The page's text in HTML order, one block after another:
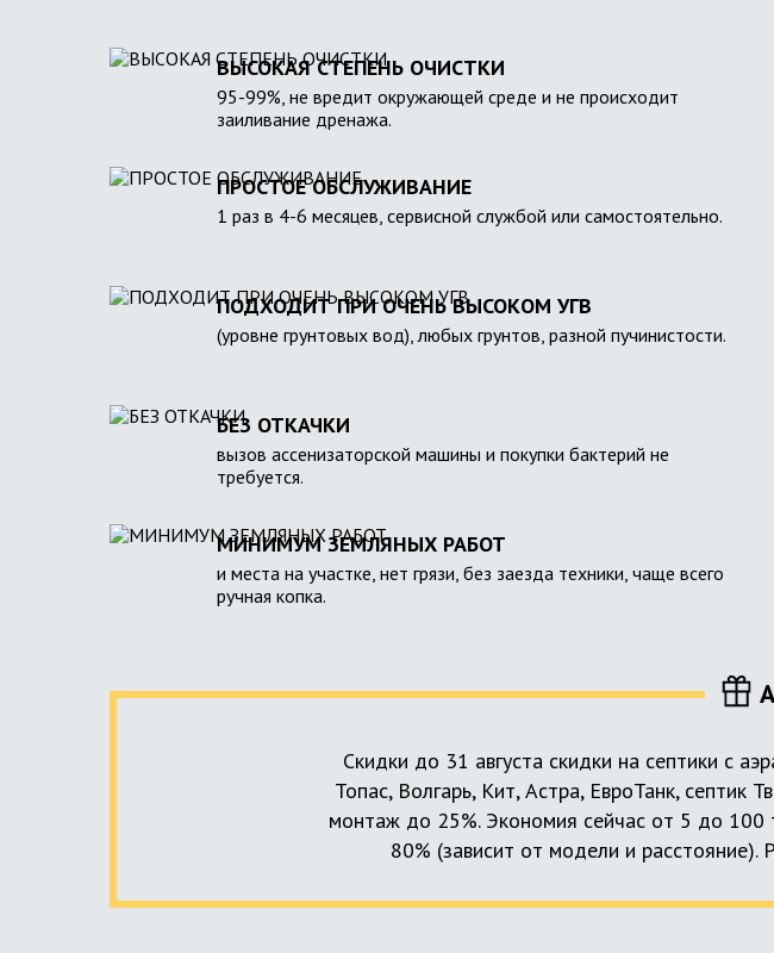
ВЫСОКАЯ СТЕПЕНЬ ОЧИСТКИ
95-99%, не вредит окружающей среде и не происходит
заиливание дренажа.
ПРОСТОЕ ОБСЛУЖИВАНИЕ
1 раз в 4-6 месяцев, сервисной службой или самостоятельно.
ПОДХОДИТ ПРИ ОЧЕНЬ ВЫСОКОМ УГВ
(уровне грунтовых вод), любых грунтов, разной пучинистости.
БЕЗ ОТКАЧКИ
вызов ассенизаторской машины и покупки бактерий не
требуется.
МИНИМУМ ЗЕМЛЯНЫХ РАБОТ
и места на участке, нет грязи, без заезда техники, чаще всего
ручная копка.
Скидки до 31 августа скидки на септики с
Топас, Волгарь, Кит, Астра, ЕвроТанк, септик
монтаж до 25%. Экономия сейчас от 5 до 100
80% (зависит от модели и расстояние).